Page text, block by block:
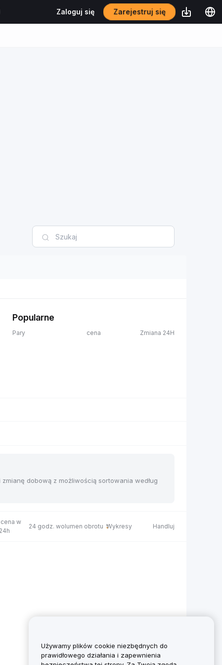
Zaloguj się Zarejestruj się
Popularne
Pary cena Zmiana 24H
dobową z możliwością sortowania według
w
24 godz. wolumen obrotu Wykresy Handluj
Używamy plików cookie niezbędnych do
prawidłowego działania i zapewnienia